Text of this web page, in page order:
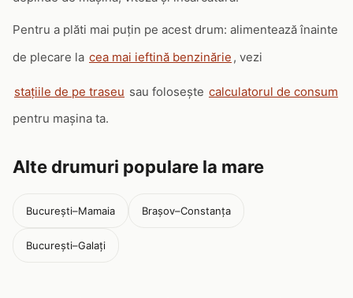
Pentru a plăti mai puțin pe acest drum: alimentează înainte
de plecare la cea mai ieftină benzinărie , vezi
stațiile de pe traseu sau folosește calculatorul de consum
pentru mașina ta.
Alte drumuri populare la mare
București–Mamaia Brașov–Constanța
București–Galați